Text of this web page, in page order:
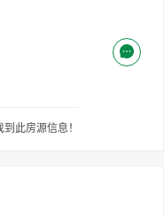
此房源信息！